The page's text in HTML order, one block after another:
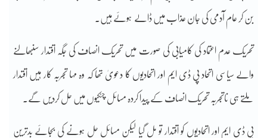
بن کر عام آدمی کی جان عذاب میں ڈالے ہوئے ہیں۔
تحریک عدم اعتماد کی کامیابی کی صورت میں تحریک انصاف کی جگہ اقتدار سنبھالنے
والے سیاسی اتحاد پی ڈی ایم اور اتحادیوں کا دعویٰ تھا کہ وہ مہا تجربہ کار ہیں اقتدار
ملتے ہی ناتجربہ تحریک انصاف کے پیدا کردہ مسائل چٹکیوں میں حل کردیں گے۔
پی ڈی ایم اور اتحادیوں کو اقتدار تو مل گیا لیکن مسائل حل ہونے کی بجائے بدترین